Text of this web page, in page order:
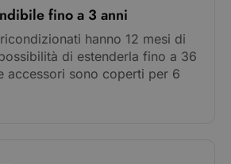
fino a 3 anni
hanno 12 mesi di
di estenderla fino a 36
accessori sono coperti per 6